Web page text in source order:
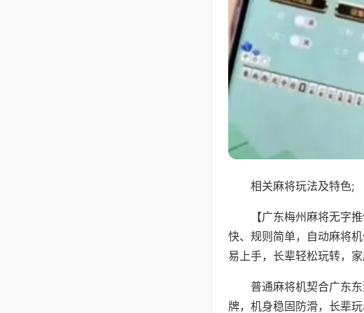
相关麻将玩法及特色;
【广东梅州麻将无字
快、规则简单，自动麻将
易上手，长辈轻松玩转，
普通麻将机契合广东
牌，机身稳固防滑，长辈